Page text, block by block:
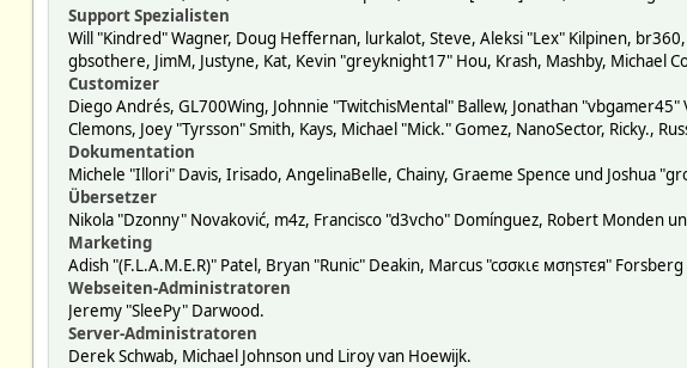
Support Spezialisten
Will "Kindred" Wagner, Doug Heffernan, lurkalot, Steve, Aleksi "Lex" Kilpinen,
gbsothere, JimM, Justyne, Kat, Kevin "greyknight17" Hou, Krash, Mashby, Michael
Customizer
Diego Andrés, GL700Wing, Johnnie "TwitchisMental" Ballew, Jonathan "vbgamer45"
Clemons, Joey "Tyrsson" Smith, Kays, Michael "Mick." Gomez, NanoSector, Ricky.,
Dokumentation
Michele "Illori" Davis, Irisado, AngelinaBelle, Chainy, Graeme Spence und Joshua
Übersetzer
Nikola "Dzonny" Novaković, m4z, Francisco "d3vcho" Domínguez, Robert Monden
Marketing
Adish "(F.L.A.M.E.R)" Patel, Bryan "Runic" Deakin, Marcus "cσσкιє мσηѕтєя"
Webseiten-Administratoren
Jeremy "SleePy" Darwood.
Server-Administratoren
Derek Schwab, Michael Johnson und Liroy van Hoewijk.